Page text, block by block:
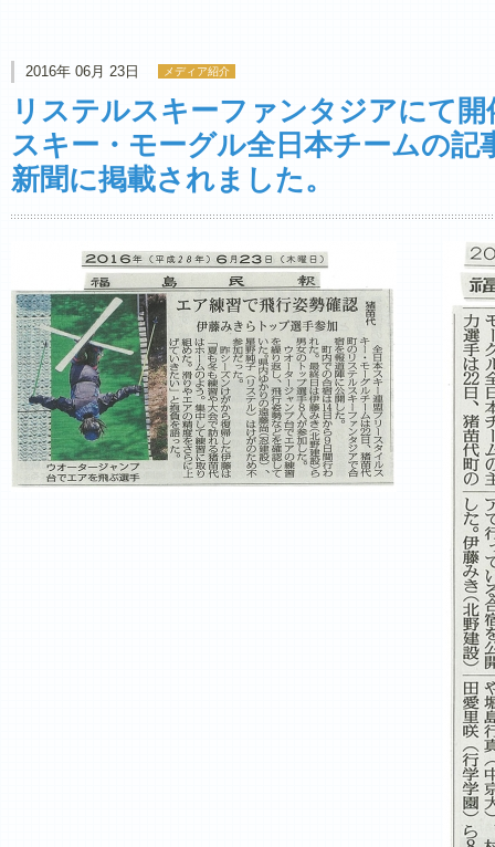
2016年 06月 23日 メディア紹介
リステルスキーファンタジアにて
スキー・モーグル全日本チームの記
新聞に掲載されました。